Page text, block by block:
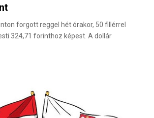
forgott reggel hét órakor, 50 fillérrel
324,71 forinthoz képest. A dollár